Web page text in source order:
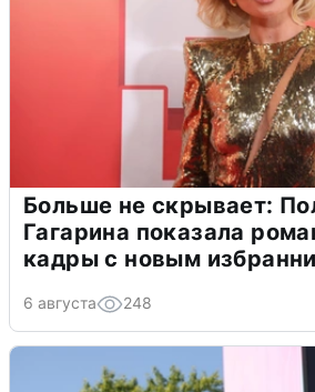
Больше не скрывает:
Гагарина показала
кадры с новым
6 августа 248